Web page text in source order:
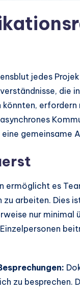
jedes
die
erfordern
gemeinsame
ermöglicht es
zu arbeiten. Dies
nur minimal
zu besprechen.